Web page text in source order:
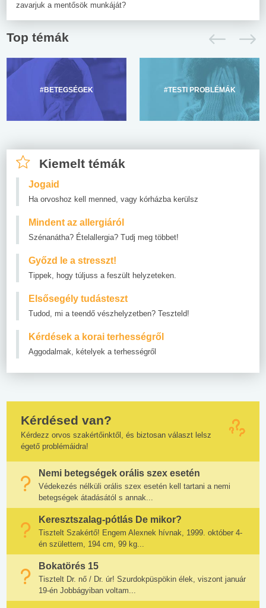
zavarjuk a mentősök munkáját?
Top témák
#BETEGSÉGEK #TESTI PROBLÉMÁK
Kiemelt témák
Jogaid
Ha orvoshoz kell menned, vagy kórházba kerülsz
Mindent az allergiáról
Szénanátha? Ételallergia? Tudj meg többet!
Győzd le a stresszt!
Tippek, hogy túljuss a feszült helyzeteken.
Elsősegély tudásteszt
Tudod, mi a teendő vészhelyzetben? Teszteld!
Kérdések a korai terhességről
Aggodalmak, kételyek a terhességről
Kérdésed van?
Kérdezz orvos szakértőinktől, és biztosan választ lelsz
égető problémáidra!
Nemi betegségek orális szex esetén
Védekezés nélküli orális szex esetén kell tartani a nemi
betegségek átadásától s annak...
Keresztszalag-pótlás De mikor?
Tisztelt Szakértő! Engem Alexnek hívnak, 1999. október 4-
én születtem, 194 cm, 99 kg...
Bokatörés 15
Tisztelt Dr. nő / Dr. úr! Szurdokpüspökin élek, viszont január
19-én Jobbágyiban voltam...